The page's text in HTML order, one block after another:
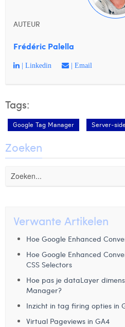
AUTEUR
Frédéric Palella
| Linkedin | Email
Tags:
Google Tag Manager Server-side
Zoeken
Verwante Artikelen
Hoe Google Enhanced
Hoe Google Enhanced
CSS Selectors
Hoe pas je dataLayer
Manager?
Inzicht in tag firing opties in
Virtual Pageviews in GA4